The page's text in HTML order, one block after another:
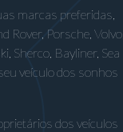
marcas preferidas,
Rover, Porsche, Volvo,
Sherco, Bayliner, Sea
veículo dos sonhos
dos veículos